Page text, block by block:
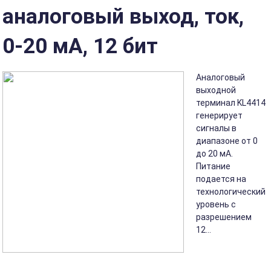
аналоговый выход, ток,
0-20 мА, 12 бит
Аналоговый
выходной
терминал KL4414
генерирует
сигналы в
диапазоне от 0
до 20 мА.
Питание
подается на
технологический
уровень с
разрешением
12...